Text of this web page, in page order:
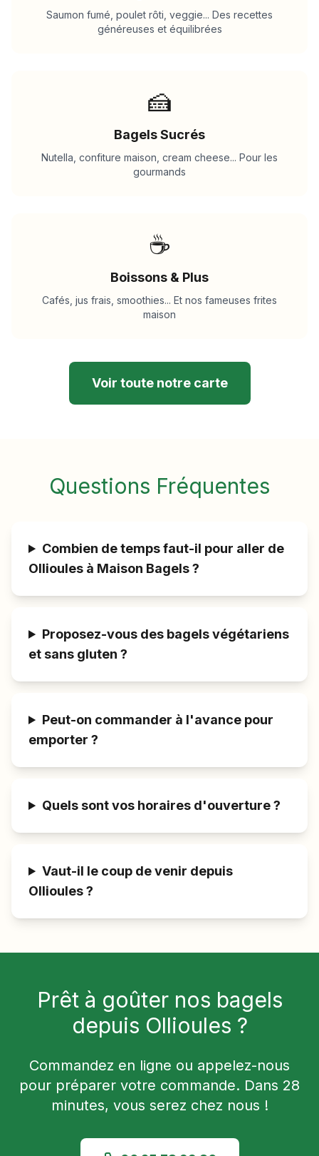
Saumon fumé, poulet rôti, veggie... Des recettes
généreuses et équilibrées
🍰
Bagels Sucrés
Nutella, confiture maison, cream cheese... Pour les
gourmands
☕
Boissons & Plus
Cafés, jus frais, smoothies... Et nos fameuses frites
maison
Voir toute notre carte
Questions Fréquentes
Combien de temps faut-il pour aller de
Ollioules à Maison Bagels ?
Proposez-vous des bagels végétariens
et sans gluten ?
Peut-on commander à l'avance pour
emporter ?
Quels sont vos horaires d'ouverture ?
Vaut-il le coup de venir depuis
Ollioules ?
Prêt à goûter nos bagels
depuis Ollioules ?
Commandez en ligne ou appelez-nous
pour préparer votre commande. Dans 28
minutes, vous serez chez nous !